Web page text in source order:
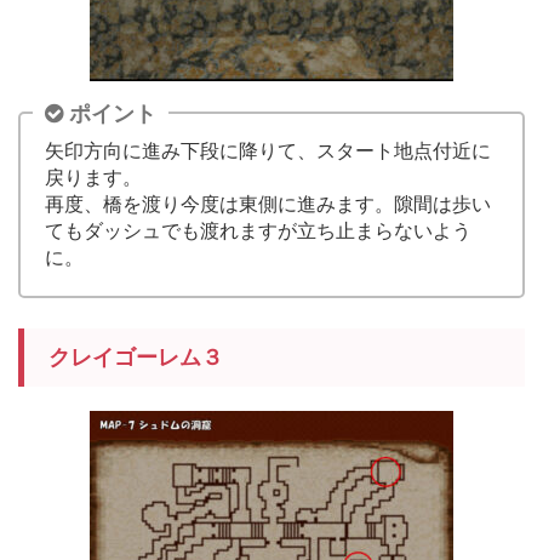
ポイント
矢印方向に進み下段に降りて、スタート地点付近に
戻ります。
再度、橋を渡り今度は東側に進みます。隙間は歩い
てもダッシュでも渡れますが立ち止まらないよう
に。
クレイゴーレム３